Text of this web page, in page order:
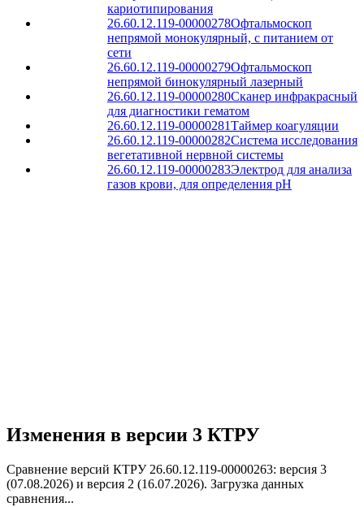
кариотипирования
26.60.12.119-00000278Офтальмоскоп
непрямой монокулярный, с питанием от
сети
26.60.12.119-00000279Офтальмоскоп
непрямой бинокулярный лазерный
26.60.12.119-00000280Сканер инфракрасный
для диагностики гематом
26.60.12.119-00000281Таймер коагуляции
26.60.12.119-00000282Система исследования
вегетативной нервной системы
26.60.12.119-00000283Электрод для анализа
газов крови, для определения pH
Изменения в версии 3 КТРУ
Сравнение версий КТРУ 26.60.12.119-00000263: версия 3
(07.08.2026) и версия 2 (16.07.2026). Загрузка данных
сравнения...